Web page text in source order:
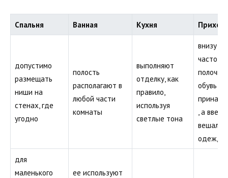
Спальня Ванная Кухня
допустимо
размещать
ниши на
стенах, где
угодно
полость
располагают в
любой части
комнаты
выполняют
отделку, как
правило,
используя
светлые тона
внизу
часто
полочку
обувь и
, а
одежду
для
маленького
ее используют